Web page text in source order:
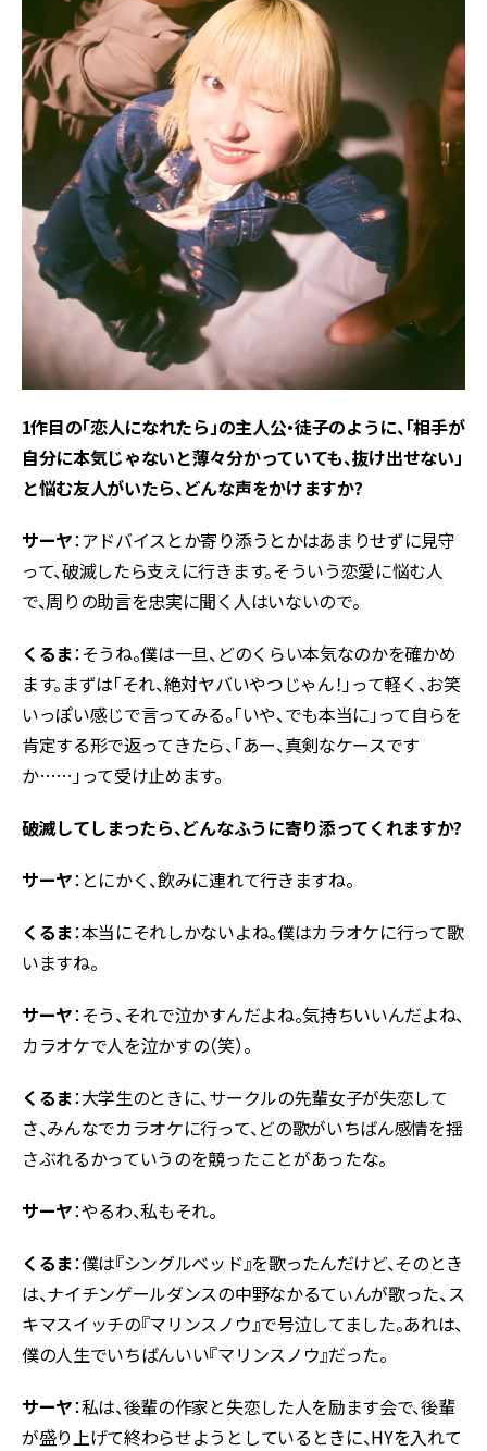
――1作目の「恋人になれたら」の主人公・徒子のように、「相手が
自分に本気じゃないと薄々分かっていても、抜け出せない」
と悩む友人がいたら、どんな声をかけますか?
サーヤ：アドバイスとか寄り添うとかはあまりせずに見守
って、破滅したら支えに行きます。そういう恋愛に悩む人
で、周りの助言を忠実に聞く人はいないので。
くるま：そうね。僕は一旦、どのくらい本気なのかを確かめ
ます。まずは「それ、絶対ヤバいやつじゃん！」って軽く、お笑
いっぽい感じで言ってみる。「いや、でも本当に」って自らを
肯定する形で返ってきたら、「あー、真剣なケースです
か……」って受け止めます。
――破滅してしまったら、どんなふうに寄り添ってくれますか?
サーヤ：とにかく、飲みに連れて行きますね。
くるま：本当にそれしかないよね。僕はカラオケに行って歌
いますね。
サーヤ：そう、それで泣かすんだよね。気持ちいいんだよね、
カラオケで人を泣かすの（笑）。
くるま：大学生のときに、サークルの先輩女子が失恋して
さ、みんなでカラオケに行って、どの歌がいちばん感情を揺
さぶれるかっていうのを競ったことがあったな。
サーヤ：やるわ、私もそれ。
くるま：僕は『シングルベッド』を歌ったんだけど、そのとき
は、ナイチンゲールダンスの中野なかるてぃんが歌った、ス
キマスイッチの『マリンスノウ』で号泣してました。あれは、
僕の人生でいちばんいい『マリンスノウ』だった。
サーヤ：私は、後輩の作家と失恋した人を励ます会で、後輩
が盛り上げて終わらせようとしているときに、HYを入れて